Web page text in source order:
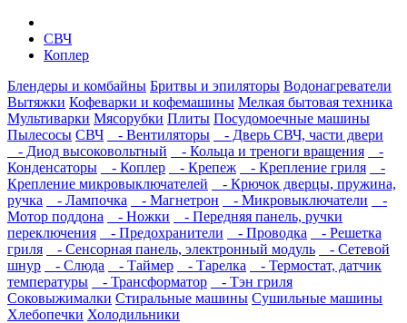
СВЧ
Коплер
Блендеры и комбайны Бритвы и эпиляторы Водонагреватели
Вытяжки Кофеварки и кофемашины Мелкая бытовая техника
Мультиварки Мясорубки Плиты Посудомоечные машины
Пылесосы СВЧ - Вентиляторы
- Дверь СВЧ, части двери
- Диод высоковольтный
- Кольца и треноги вращения
-
Конденсаторы
- Коплер - Крепеж - Крепление гриля
-
Крепление микровыключателей
- Крючок дверцы, пружина,
ручка
- Лампочка - Магнетрон - Микровыключатели
-
Мотор поддона
- Ножки
- Передняя панель, ручки
переключения
- Предохранители - Проводка
- Решетка
гриля
- Сенсорная панель, электронный модуль
- Сетевой
шнур
- Слюда - Таймер - Тарелка
- Термостат, датчик
температуры
- Трансформатор
- Тэн гриля
Соковыжималки Стиральные машины Сушильные машины
Хлебопечки Холодильники